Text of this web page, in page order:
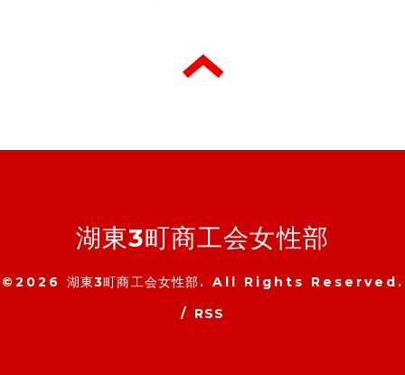
湖東3町商工会女性部
©2026 湖東3町商工会女性部. All Rights Reserved.
/ RSS